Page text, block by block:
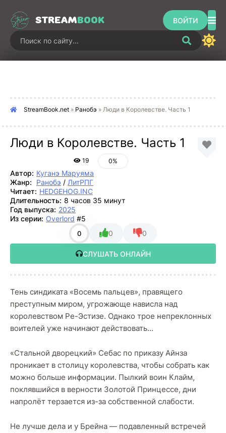
STREAMBOOK ВОЙТИ
StreamBook.net » Ранобэ » Люди в Королевстве. Часть 1
Люди в Королевстве. Часть 1
19 0%
Автор: Куганэ Маруяма
Жанр:
Ранобэ / ЛитРПГ
Читает: HEDGEHOG.INC
Длительность: 8 часов 35 минут
Год выпуска: 2025
Из серии: Overlord #5
0 0 0
СЛУШАТЬ ОНЛАЙН
Тень синдиката «Восемь пальцев», правящего
преступным миром, угрожающе нависла над
королевством Ре-Эстизе. Однако трое непреклонных
воителей уже начинают действовать…
«Стальной дворецкий» Себас по приказу Айнза
проникает в столицу королевства, чтобы собрать как
можно больше информации. Пылкий воин Клайм,
поклявшийся в верности Золотой Принцессе, дни
напролёт терзается из-за собственной слабости.
Не лучше дела и у Брейна — подавленный встречей